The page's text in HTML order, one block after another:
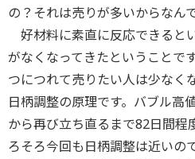
の？それは売りが多いからなんで
好材料に素直に反応できると
がなくなってきたということで
つにつれて売りたい人は少なく
日柄調整の原理です。バブル高
から再び立ち直るまで82日間程
ろそろ今回も日柄調整は近いの